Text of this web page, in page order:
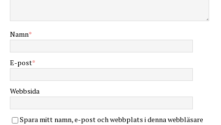
Namn*
E-post*
Webbsida
Spara mitt namn, e-post och webbplats i denna webbläsare